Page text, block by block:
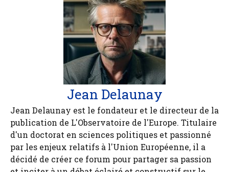
Jean Delaunay
Jean Delaunay est le fondateur et le directeur de la
publication de L'Observatoire de l'Europe. Titulaire
d'un doctorat en sciences politiques et passionné
par les enjeux relatifs à l'Union Européenne, il a
décidé de créer ce forum pour partager sa passion